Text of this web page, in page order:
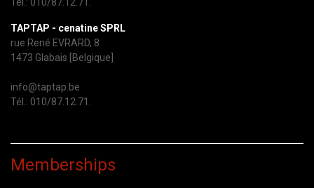
TAPTAP - cenatine SPRL
rue René EVRARD, 8
1473 Glabais [Belgique]
info@taptap.be
Tél.: 010/87.12.71.
Memberships